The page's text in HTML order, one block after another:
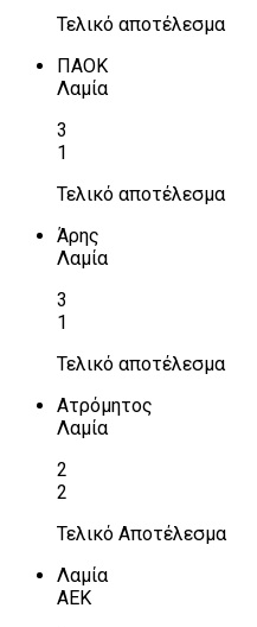
Τελικό αποτέλεσμα
ΠΑΟΚ
Λαμία
3
1
Τελικό αποτέλεσμα
Άρης
Λαμία
3
1
Τελικό αποτέλεσμα
Ατρόμητος
Λαμία
2
2
Τελικό Αποτέλεσμα
Λαμία
ΑΕΚ